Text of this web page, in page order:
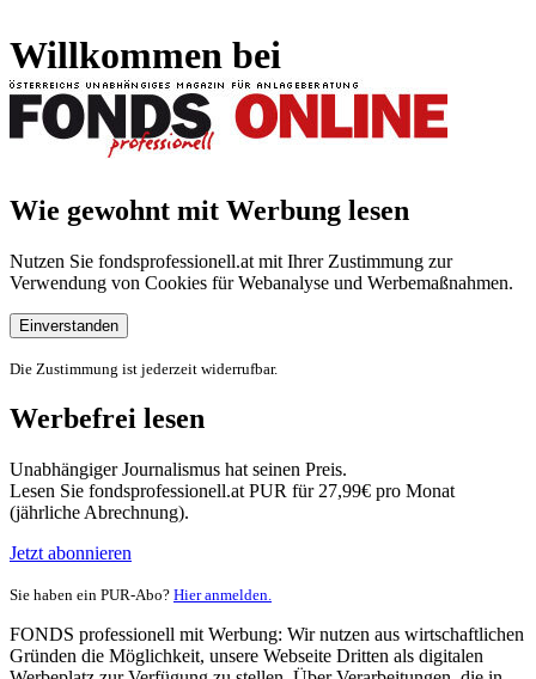
Willkommen bei
Wie gewohnt mit Werbung lesen
Nutzen Sie fondsprofessionell.at mit Ihrer Zustimmung zur
Verwendung von Cookies für Webanalyse und Werbemaßnahmen.
Einverstanden
Die Zustimmung ist jederzeit widerrufbar.
Werbefrei lesen
Unabhängiger Journalismus hat seinen Preis.
Lesen Sie fondsprofessionell.at PUR für 27,99€ pro Monat
(jährliche Abrechnung).
Jetzt abonnieren
Sie haben ein PUR-Abo? Hier anmelden.
FONDS professionell mit Werbung: Wir nutzen aus wirtschaftlichen
Gründen die Möglichkeit, unsere Webseite Dritten als digitalen